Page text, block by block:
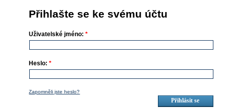
Přihlašte se ke svému účtu
Uživatelské jméno:*
Heslo:*
Zapomněli jste heslo?